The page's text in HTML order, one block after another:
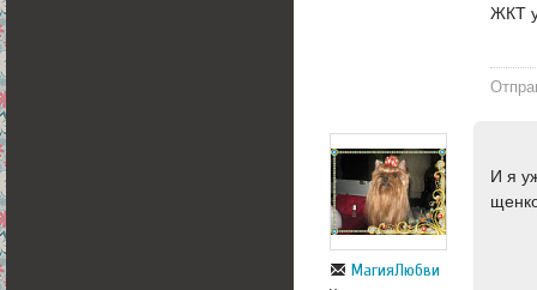
ЖКТ
МагияЛюбви
И я